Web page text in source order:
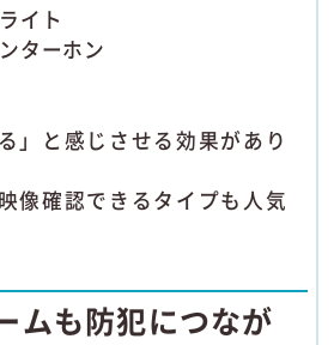
イト
ターホン
」と感じさせる効果があり
像確認できるタイプも人気
ムも防犯につなが